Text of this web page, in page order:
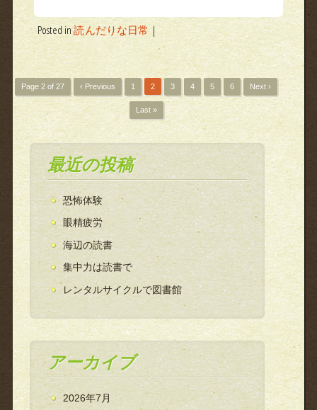
Posted in読んだりな日常 |
Page 2 of 27 ‹ Previous 1 2 3 4 5 6 Next ›
Last »
最近の投稿
恐怖体験
眼精疲労
海辺の読書
集中力は読書で
レンタルサイクルで図書館
アーカイブ
2026年7月